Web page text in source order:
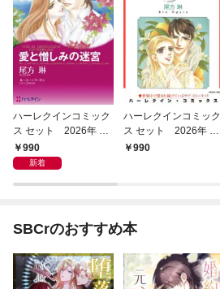
ハーレクインコミック
ス セット 2026年 vo
l.950
990
新着
ハーレクインコミック
ス セット 2026年 vo
l.931
990
SBCrのおすすめ本